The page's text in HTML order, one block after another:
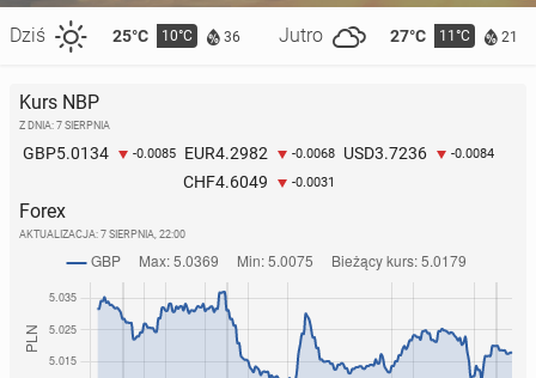
Dziś 25°C 10°C 36 Jutro 27°C 11°C 21
Kurs NBP
Z DNIA: 7 SIERPNIA
GBP5.0134 -0.0085 EUR4.2982 -0.0068 USD3.7236 -0.0084
CHF4.6049 -0.0031
Forex
AKTUALIZACJA: 7 SIERPNIA, 22:00